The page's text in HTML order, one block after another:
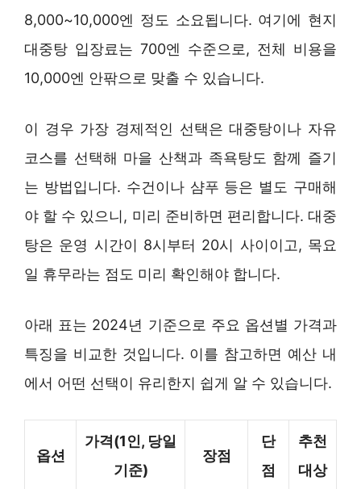
8,000~10,000엔 정도 소요됩니다. 여기에 현지
대중탕 입장료는 700엔 수준으로, 전체 비용을
10,000엔 안팎으로 맞출 수 있습니다.
이 경우 가장 경제적인 선택은 대중탕이나 자유
코스를 선택해 마을 산책과 족욕탕도 함께 즐기
는 방법입니다. 수건이나 샴푸 등은 별도 구매해
야 할 수 있으니, 미리 준비하면 편리합니다. 대중
탕은 운영 시간이 8시부터 20시 사이이고, 목요
일 휴무라는 점도 미리 확인해야 합니다.
아래 표는 2024년 기준으로 주요 옵션별 가격과
특징을 비교한 것입니다. 이를 참고하면 예산 내
에서 어떤 선택이 유리한지 쉽게 알 수 있습니다.
옵션
가격(1인, 당일
기준)
장점
단
점
추천
대상